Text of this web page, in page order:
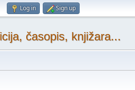
Log in Sign up
časopis, knjižara...